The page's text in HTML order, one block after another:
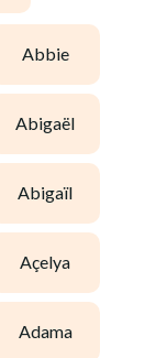
abbie
abigaël
abigaïl
açelya
adama